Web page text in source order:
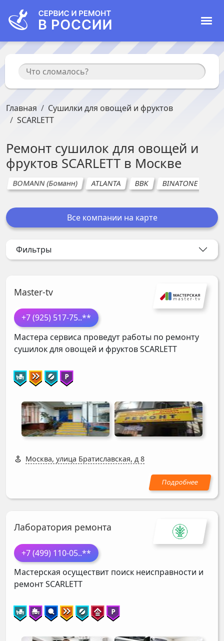
Главная
Сушилки для овощей и фруктов
SCARLETT
Ремонт сушилок для овощей и
фруктов SCARLETT в Москве
BOMANN (Боманн) ATLANTA BBK BINATONE
Все компании на карте
Фильтры
Master-tv
+7 (925) 517-75..**
Мастера сервиса проведут работы по ремонту
сушилок для овощей и фруктовSCARLETT
Москва, улица Братиславская, д 8
Лаборатория ремонта
+7 (499) 110-05..**
Мастерская осуществит поиск неисправности и
ремонтSCARLETT